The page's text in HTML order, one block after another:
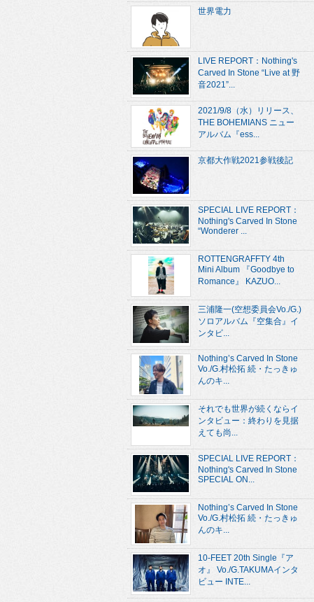
世界電力
LIVE REPORT：Nothing's
Carved In Stone “Live at 野
音2021”...
2021/9/8（水）リリース、
THE BOHEMIANS ニュー
アルバム『ess...
京都大作戦2021参戦後記
SPECIAL LIVE REPORT：
Nothing's Carved In Stone
“Wonderer ...
ROTTENGRAFFTY 4th
Mini Album 『Goodbye to
Romance』 KAZUO...
三浦隆一(空想委員会Vo./G.)
ソロアルバム『空集合』イ
ンタビ...
Nothing’s Carved In Stone
Vo./G.村松拓 続・たっきゅ
んのキ...
それでも世界が続くならイ
ンタビュー：終わりを見据
えても尚...
SPECIAL LIVE REPORT：
Nothing's Carved In Stone
SPECIAL ON...
Nothing’s Carved In Stone
Vo./G.村松拓 続・たっきゅ
んのキ...
10-FEET 20th Single『ア
オ』 Vo./G.TAKUMAインタ
ビュー INTE...